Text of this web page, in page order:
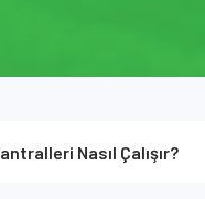
Nasıl Çalışır?